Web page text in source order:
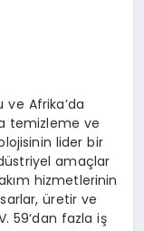
ve Afrika’da
temizleme ve
lider bir
amaçlar
hizmetlerinin
üretir ve
59‘dan fazla iş